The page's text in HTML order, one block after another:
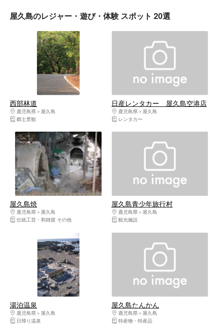
屋久島のレジャー・遊び・体験 スポット 20選
西部林道
鹿児島県
屋久島
郷土景観
日産レンタカー 屋久島空港店
鹿児島県
屋久島
レンタカー
屋久島焼
鹿児島県
屋久島
伝統工芸・和雑貨 その他
屋久島青少年旅行村
鹿児島県
屋久島
観光施設
湯泊温泉
鹿児島県
屋久島
日帰り温泉
屋久島たんかん
鹿児島県
屋久島
特産物・特産品